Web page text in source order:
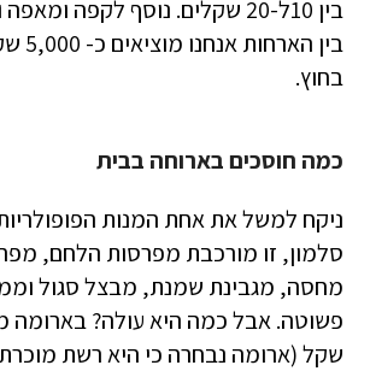
בין 10ל-20 שקלים. נוסף לקפה
בין
בחוץ.
כמה חוסכים בארוחה בבית
ניקח למשל את אחת המנות
סלמון, זו מורכבת מפרסות הלחם,
מחסה, מגבינת שמנת, מבצל סגול
שקל (ארומה נבחרה כי היא רשת